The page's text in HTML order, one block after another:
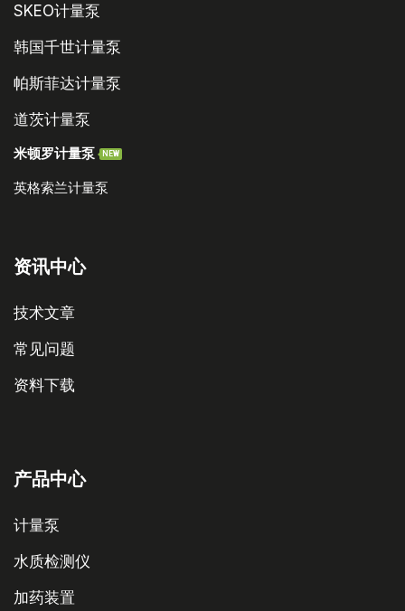
SKEO计量泵
韩国千世计量泵
帕斯菲达计量泵
道茨计量泵
米顿罗计量泵 NEW
英格索兰计量泵
资讯中心
技术文章
常见问题
资料下载
产品中心
计量泵
水质检测仪
加药装置